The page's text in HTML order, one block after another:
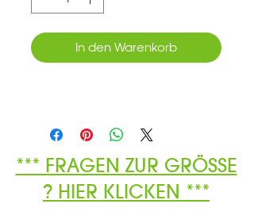
In den Warenkorb
*** FRAGEN ZUR GRÖSSE
? HIER KLICKEN ***